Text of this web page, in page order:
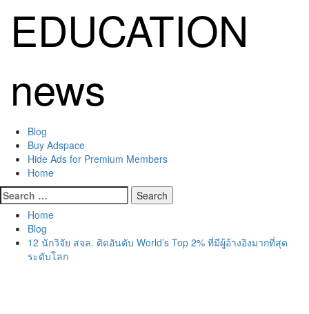
content
EDUCATION
news
Primary
Menu
Blog
Buy Adspace
Hide Ads for Premium Members
Home
Search
for:
Home
Blog
12 นักวิจัย สจล. ติดอันดับ World’s Top 2% ที่มีผู้อ้างอิงมากที่สุด
ระดับโลก